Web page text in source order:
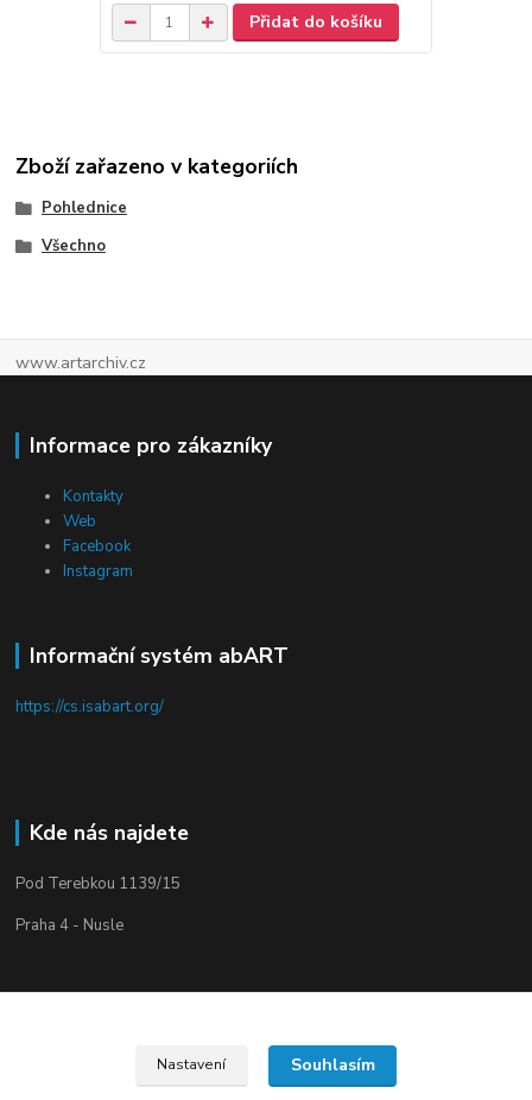
Přidat do košíku
Zboží zařazeno v kategoriích
Pohlednice
Všechno
www.artarchiv.cz
Informace pro zákazníky
Kontakty
Web
Facebook
Instagram
Informační systém abART
https://cs.isabart.org/
Kde nás najdete
Pod Terebkou 1139/15
Praha 4 - Nusle
Upravit sběr cookies.
Nastavení Souhlasím